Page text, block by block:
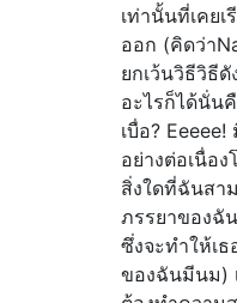
เท่านั้นที่เคย
ออก (คิดว่า
ยกเว้นวิธีวิธี
อะไรก็ได้นั่น
เบื่อ?
อย่างต่อเนื่อ
สิ่งใดที่ฉันสา
ภรรยาของฉั
ซึ่งจะทำให้เ
ของฉันมีนม)